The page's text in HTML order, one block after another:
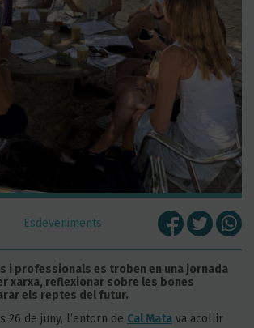
Esdeveniments
i professionals es troben en una jornada
xarxa, reflexionar sobre les bones
els reptes del futur.
26 de juny, l’entorn de Cal Mata va acollir